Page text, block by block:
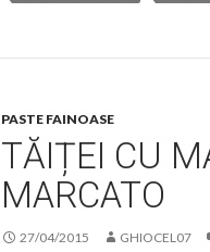
PASTE FAINOASE
TĂIȚEI CU
MARCATO
27/04/2015 GHIOCEL07